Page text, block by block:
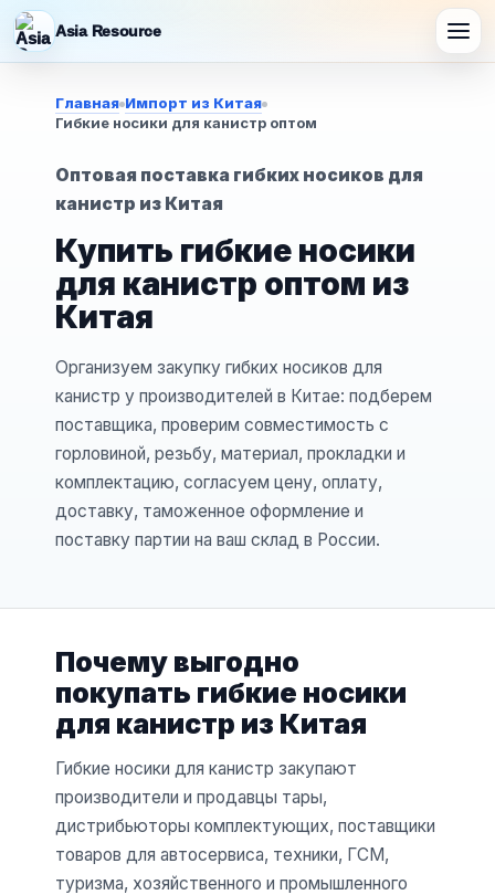
Asia Resource
Главная Импорт из Китая
Гибкие носики для канистр оптом
Оптовая поставка гибких носиков для
канистр из Китая
Купить гибкие носики
для канистр оптом из
Китая
Организуем закупку гибких носиков для
канистр у производителей в Китае: подберем
поставщика, проверим совместимость с
горловиной, резьбу, материал, прокладки и
комплектацию, согласуем цену, оплату,
доставку, таможенное оформление и
поставку партии на ваш склад в России.
Почему выгодно
покупать гибкие носики
для канистр из Китая
Гибкие носики для канистр закупают
производители и продавцы тары,
дистрибьюторы комплектующих, поставщики
товаров для автосервиса, техники, ГСМ,
туризма, хозяйственного и промышленного